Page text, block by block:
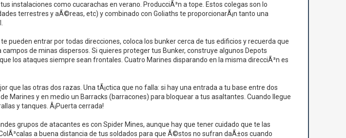
instalaciones como cucarachas en verano. ProducciÃ³n a tope. Estos colegas son lo
terrestres y aÃ©reas, etc) y combinado con Goliaths te proporcionarÃ¡n tanto una
pueden entrar por todas direcciones, coloca los bunker cerca de tus edificios y recuerda que
de minas dispersos. Si quieres proteger tus Bunker, construye algunos Depots
los ataques siempre sean frontales. Cuatro Marines disparando en la misma direcciÃ³n es
que las otras dos razas. Una tÃ¡ctica que no falla: si hay una entrada a tu base entre dos
Marines y en medio un Barracks (barracones) para bloquear a tus asaltantes. Cuando llegue
y tanques. Â¡Puerta cerrada!
grupos de atacantes es con Spider Mines, aunque hay que tener cuidado que te las
a buena distancia de tus soldados para que Ã©stos no sufran daÃ±os cuando